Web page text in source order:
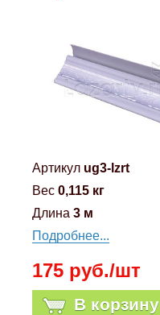
Артикул ug3-lzrt
Вес 0,115 кг
Длина 3 м
Подробнее...
175 руб./шт
В корзину